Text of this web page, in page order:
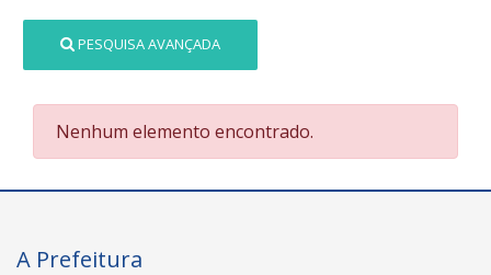
PESQUISA AVANÇADA
Nenhum elemento encontrado.
A Prefeitura